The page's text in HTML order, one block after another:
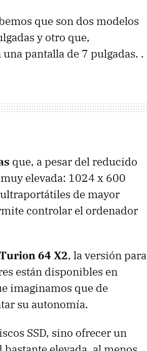
que son dos modelos
y otro que,
pantalla de 7 pulgadas. .
que, a pesar del reducido
elevada: 1024 x 600
de mayor
controlar el ordenador
64 X2, la versión para
están disponibles en
imaginamos que de
su autonomía.
SSD, sino ofrecer un